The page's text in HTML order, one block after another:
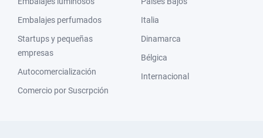
Embalajes perfumados
Startups y pequeñas
empresas
Autocomercialización
Comercio por Suscrpción
Italia
Dinamarca
Bélgica
Internacional